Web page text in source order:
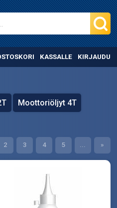
KASSALLE KIRJAUDU
Moottoriöljyt 4T
2 3 4 5 ... »